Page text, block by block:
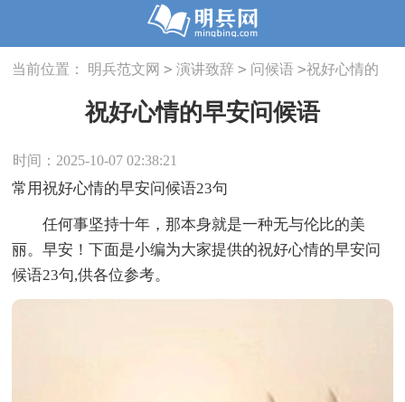
当前位置： 明兵范文网 > 演讲致辞 > 问候语 >祝好心情的
祝好心情的早安问候语
时间：2025-10-07 02:38:21
常用祝好心情的早安问候语23句
任何事坚持十年，那本身就是一种无与伦比的美
丽。早安！下面是小编为大家提供的祝好心情的早安问
候语23句,供各位参考。